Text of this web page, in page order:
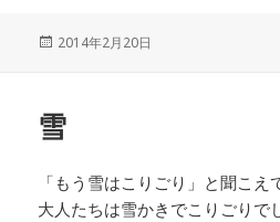
投
2014年2月20日
雪
「もう雪はこりごり」と聞こえ
大人たちは雪かきでこりごりで